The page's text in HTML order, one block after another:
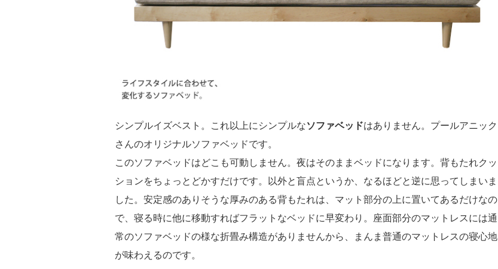
シンプルイズベスト。これ以上にシンプルなソファベッドはありません。プールアニック
さんのオリジナルソファベッドです。
このソファベッドはどこも可動しません。夜はそのままベッドになります。背もたれクッ
ションをちょっとどかすだけです。以外と盲点というか、なるほどと逆に思ってしまいま
した。安定感のありそうな厚みのある背もたれは、マット部分の上に置いてあるだけなの
で、寝る時に他に移動すればフラットなベッドに早変わり。座面部分のマットレスには通
常のソファベッドの様な折畳み構造がありませんから、まんま普通のマットレスの寝心地
が味わえるのです。